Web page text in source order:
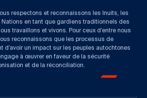
respectons et reconnaissons les Inuits, les
Nations en tant que gardiens traditionnels des
travaillons et vivons. Pour ceux d’entre nous
reconnaissons que les processus de
d’avoir un impact sur les peuples autochtones
à œuvrer en faveur de la sécurité
et de la réconciliation.